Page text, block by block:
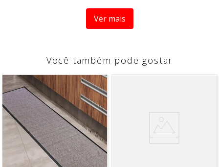
tapete um ítem único e indispensável para quem não
abre mão do bom gosto.
Niazitex
- Variações de desenhos
- Alta qualidade
Composição
- 100% Algodão
Dimesões
Ver mais
Você também pode gostar